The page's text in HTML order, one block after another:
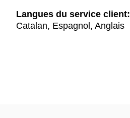
Langues du service client:
Catalan, Espagnol, Anglais